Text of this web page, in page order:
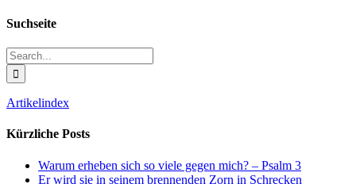
Suchseite
Search
for:
Artikelindex
Kürzliche Posts
Warum erheben sich so viele gegen mich? – Psalm 3
Er wird sie in seinem brennenden Zorn in Schrecken